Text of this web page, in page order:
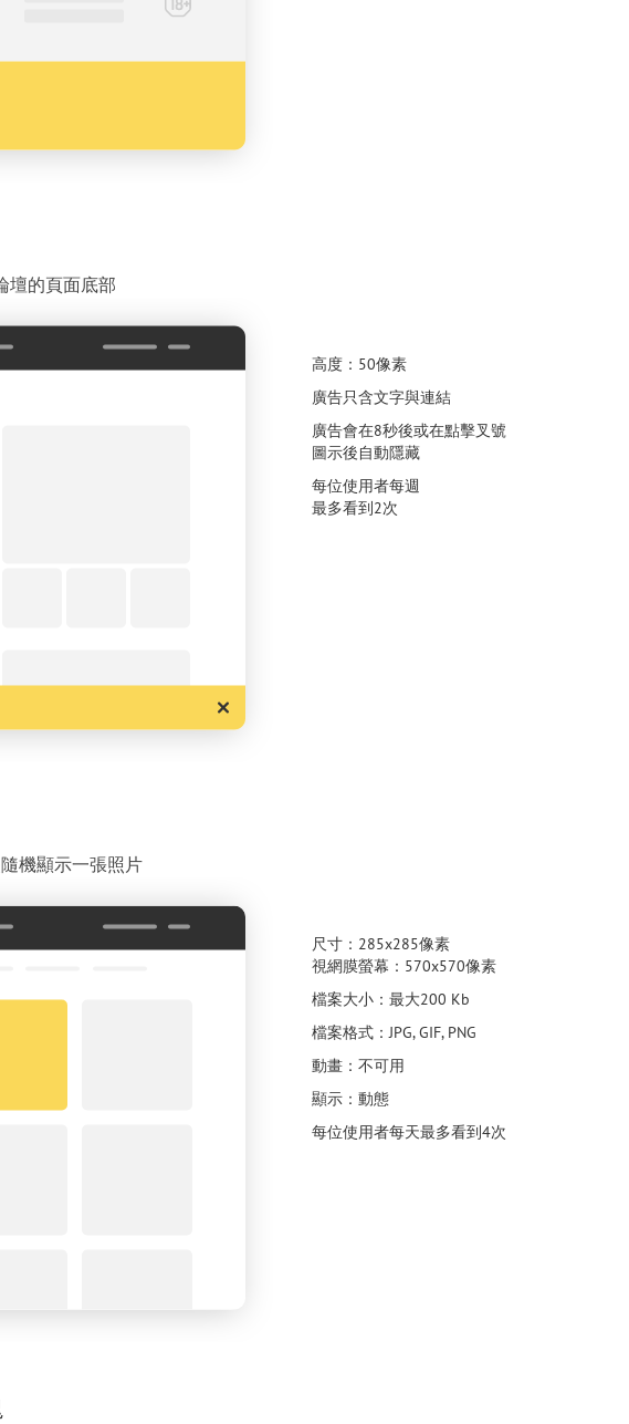
壇的頁面底部
高度：50像素
廣告只含文字與連結
廣告會在8秒後或在點擊叉號
圖示後自動隱藏
每位使用者每週
最多看到2次
機顯示一張照片
尺寸：285x285像素
視網膜螢幕：570х570像素
檔案大小：最大200 Kb
檔案格式：JPG, GIF, PNG
動畫：不可用
顯示：動態
每位使用者每天最多看到4次